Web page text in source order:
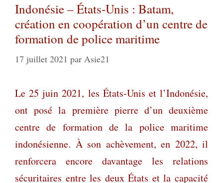
Indonésie – États-Unis : Batam,
création en coopération d’un centre de
formation de police maritime
17 juillet 2021 par Asie21
Le 25 juin 2021, les États-Unis et l’Indonésie,
ont posé la première pierre d’un deuxième
centre de formation de la police maritime
indonésienne. À son achèvement, en 2022, il
renforcera encore davantage les relations
sécuritaires entre les deux États et la capacité